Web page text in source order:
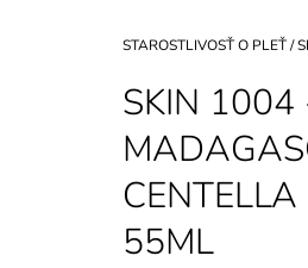
Domov
STAROSTLIVOSŤ O PLEŤ/
SKIN 1004
55ML
MEDICUBE - TXA
CAPSULE CREAM -
€18,98